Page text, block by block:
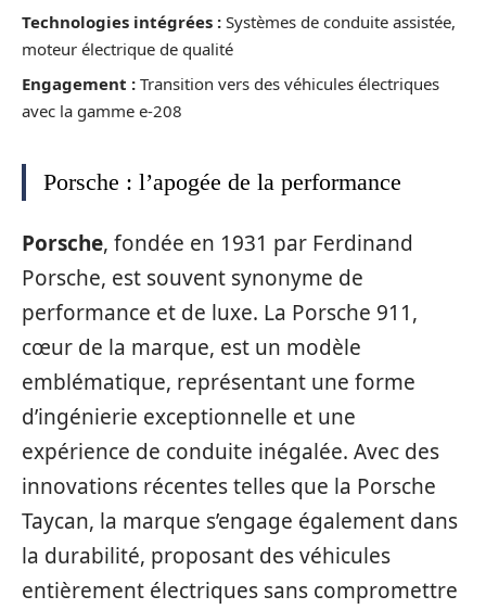
Technologies intégrées : Systèmes de conduite assistée,
moteur électrique de qualité
Engagement : Transition vers des véhicules électriques
avec la gamme e-208
Porsche : l’apogée de la performance
Porsche, fondée en 1931 par Ferdinand
Porsche, est souvent synonyme de
performance et de luxe. La Porsche 911,
cœur de la marque, est un modèle
emblématique, représentant une forme
d’ingénierie exceptionnelle et une
expérience de conduite inégalée. Avec des
innovations récentes telles que la Porsche
Taycan, la marque s’engage également dans
la durabilité, proposant des véhicules
entièrement électriques sans compromettre